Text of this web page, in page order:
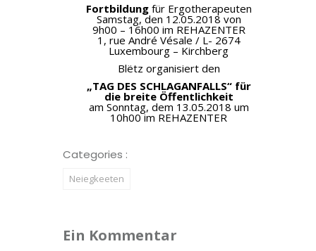
Fortbildungfür Ergotherapeuten
Samstag, den 12.05.2018 von
9h00 – 16h00 im REHAZENTER
1, rue André Vésale / L- 2674
Luxembourg – Kirchberg
Blëtz organisiert den
„TAG DES SCHLAGANFALLS“ für
die breite Öffentlichkeit
am Sonntag, dem 13.05.2018 um
10h00 im REHAZENTER
Categories :
Neiegkeeten
Ein Kommentar